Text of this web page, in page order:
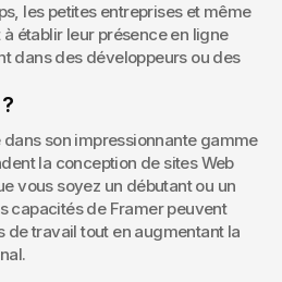
les petites entreprises et même
établir leur présence en ligne
dans des développeurs ou des
son impressionnante gamme
la conception de sites Web
vous soyez un débutant ou un
capacités de Framer peuvent
de travail tout en augmentant la